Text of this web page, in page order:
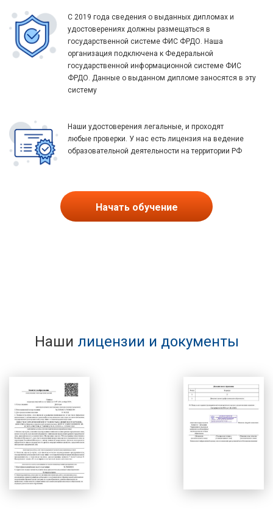
С 2019 года сведения о выданных дипломах и
удостоверениях должны размещаться в
государственной системе ФИС ФРДО. Наша
организация подключена к Федеральной
государственной информационной системе ФИС
ФРДО. Данные о выданном дипломе заносятся в эту
систему
Наши удостоверения легальные, и проходят
любые проверки. У нас есть лицензия на ведение
образовательной деятельности на территории РФ
Начать обучение
Наши лицензии и документы